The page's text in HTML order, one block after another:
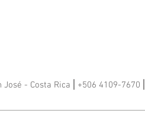
- Costa Rica ⎢+506 4109-7670 ⎢